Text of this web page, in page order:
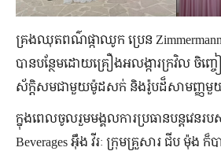
គ្រង​ឈុត​ពណ៌​ផ្កាឈូក ប្រេន
បាន​បន្ថែម​ដោយ​គ្រឿងអលង្ការ​ក្រវិល ចិញ្
ស័ក្តិសម​ជាមួយ​ម៉ូដ​សក់ និង​រ៉ូប​ដ៏​សាមញ្ញ​មួ
ក្នុង​ពេល​ចូលរួម​មង្គលការ​​ប្រធាន​បន្តវេន​
Beverages អ៊ឹង វីរៈ ក្រុម​គ្រួសារ ជីប ម៉ុង